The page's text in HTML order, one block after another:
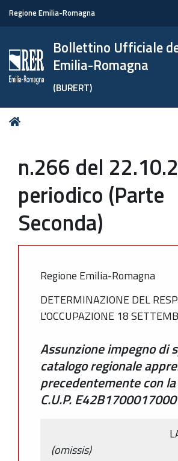
Regione Emilia-Romagna
Bollettino Ufficiale
Emilia-Romagna
(BURERT)
Tu
n.266 del
periodico (Parte
Seconda)
Regione Emilia-Romagna
DETERMINAZIONE DEL
L'OCCUPAZIONE 18
Assunzione impegno di
catalogo regionale
precedentemente con
C.U.P.
(omissis)